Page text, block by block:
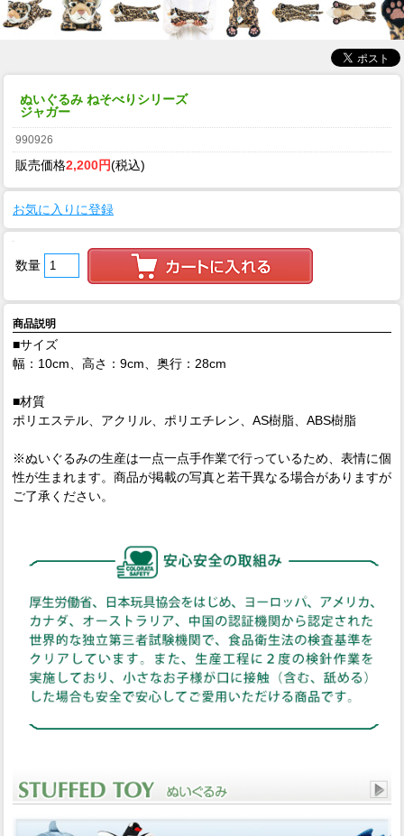
ぬいぐるみ ねそべりシリーズ
ジャガー
990926
販売価格2,200円(税込)
お気に入りに登録
数量
商品説明
■サイズ
幅：10cm、高さ：9cm、奥行：28cm
■材質
ポリエステル、アクリル、ポリエチレン、AS樹脂、ABS樹脂
※ぬいぐるみの生産は一点一点手作業で行っているため、表情に個
性が生まれます。商品が掲載の写真と若干異なる場合がありますが
ご了承ください。